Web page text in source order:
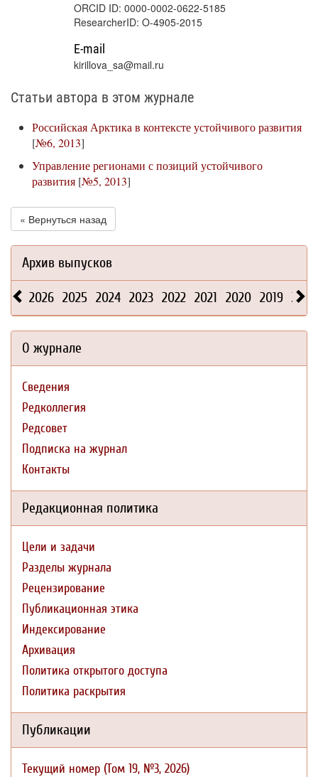
ORCID ID: 0000-0002-0622-5185
ResearcherID: O-4905-2015
E-mail
kirillova_sa@mail.ru
Статьи автора в этом журнале
Российская Арктика в контексте устойчивого развития
[№6, 2013]
Управление регионами с позиций устойчивого
развития [№5, 2013]
« Вернуться назад
Архив выпусков
2026 2025 2024 2023 2022 2021 2020 2019 2018
О журнале
Сведения
Редколлегия
Редсовет
Подписка на журнал
Контакты
Редакционная политика
Цели и задачи
Разделы журнала
Рецензирование
Публикационная этика
Индексирование
Архивация
Политика открытого доступа
Политика раскрытия
Публикации
Текущий номер (Том 19, №3, 2026)